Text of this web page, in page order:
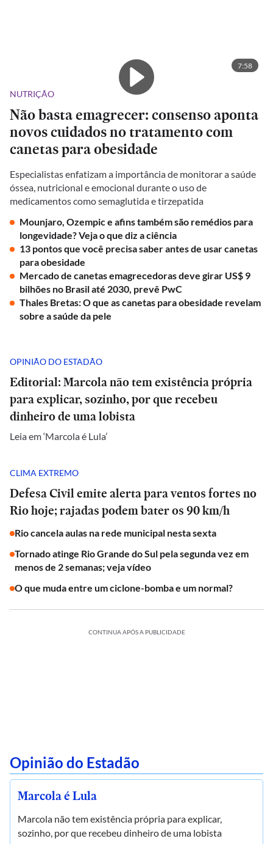
7:58
NUTRIÇÃO
Não basta emagrecer: consenso aponta
novos cuidados no tratamento com
canetas para obesidade
Especialistas enfatizam a importância de monitorar a saúde
óssea, nutricional e emocional durante o uso de
medicamentos como semaglutida e tirzepatida
Mounjaro, Ozempic e afins também são remédios para
longevidade? Veja o que diz a ciência
13 pontos que você precisa saber antes de usar canetas
para obesidade
Mercado de canetas emagrecedoras deve girar US$ 9
bilhões no Brasil até 2030, prevê PwC
Thales Bretas: O que as canetas para obesidade revelam
sobre a saúde da pele
OPINIÃO DO ESTADÃO
Editorial: Marcola não tem existência própria
para explicar, sozinho, por que recebeu
dinheiro de uma lobista
Leia em ‘Marcola é Lula’
CLIMA EXTREMO
Defesa Civil emite alerta para ventos fortes no
Rio hoje; rajadas podem bater os 90 km/h
Rio cancela aulas na rede municipal nesta sexta
Tornado atinge Rio Grande do Sul pela segunda vez em
menos de 2 semanas; veja vídeo
O que muda entre um ciclone-bomba e um normal?
CONTINUA APÓS A PUBLICIDADE
Opinião do Estadão
Marcola é Lula
Marcola não tem existência própria para explicar,
sozinho, por que recebeu dinheiro de uma lobista